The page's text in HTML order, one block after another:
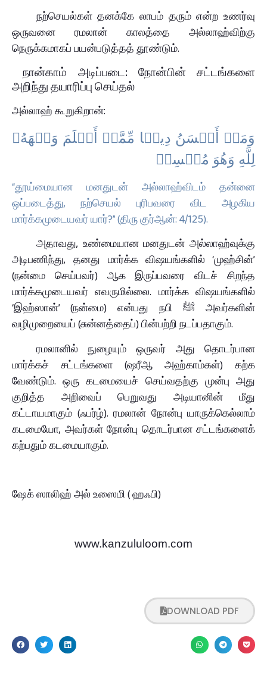
நற்செயல்கள் தனக்கே லாபம் தரும் என்ற உணர்வு
ஒருவனை ரமலான் காலத்தை அல்லாஹ்விற்கு
நெருக்கமாகப் பயன்படுத்தத் தூண்டும்.
நான்காம் அடிப்படை: நோன்பின் சட்டங்களை
அறிந்து தயாரிப்பு செய்தல்
அல்லாஹ் கூறுகிறான்:
وَمَنۡ أَحۡسَنُ دِینࣰا مِّمَّنۡ أَسۡلَمَ وَجۡهَهُۥ
لِلَّهِ وَهُوَ مُحۡسِنࣱ
“தூய்மையான மனதுடன் அல்லாஹ்விடம் தன்னை
ஒப்படைத்து, நற்செயல் புரிபவரை விட அழகிய
மார்க்கமுடையவர் யார்?” (திரு குர்ஆன்: 4/125).
அதாவது, உண்மையான மனதுடன் அல்லாஹ்வுக்கு
அடிபணிந்து, தனது மார்க்க விஷயங்களில் ‘முஹ்சின்’
(நன்மை செய்பவர்) ஆக இருப்பவரை விடச் சிறந்த
மார்க்கமுடையவர் எவருமில்லை. மார்க்க விஷயங்களில்
‘இஹ்ஸான்’ (நன்மை) என்பது நபி ﷺ அவர்களின்
வழிமுறையைப் (சுன்னத்தைப்) பின்பற்றி நடப்பதாகும்.
ரமலானில் நுழையும் ஒருவர் அது தொடர்பான
மார்க்கச் சட்டங்களை (ஷரீஆ அஹ்காம்கள்) கற்க
வேண்டும். ஒரு கடமையைச் செய்வதற்கு முன்பு அது
குறித்த அறிவைப் பெறுவது அடியானின் மீது
கட்டாயமாகும் (ஃபர்ழ்). ரமலான் நோன்பு யாருக்கெல்லாம்
கடமையோ, அவர்கள் நோன்பு தொடர்பான சட்டங்களைக்
கற்பதும் கடமையாகும்.
ஷேக் ஸாலிஹ் அல் உஸைமி ( ஹஃபி)
www.kanzululoom.com
DOWNLOAD PDF